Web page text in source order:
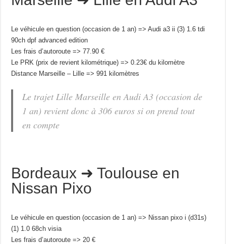
Le véhicule en question (occasion de 1 an) => Audi a3 ii (3) 1.6 tdi
90ch dpf advanced edition
Les frais d’autoroute => 77.90 €
Le PRK (prix de revient kilométrique) => 0.23€ du kilomètre
Distance Marseille – Lille => 991 kilomètres
Le trajet Lille Marseille en Audi A3 (occasion de
1 an) revient donc à 306 euros si on prend tout
en compte
Bordeaux ➜ Toulouse en
Nissan Pixo
Le véhicule en question (occasion de 1 an) => Nissan pixo i (d31s)
(1) 1.0 68ch visia
Les frais d’autoroute => 20 €